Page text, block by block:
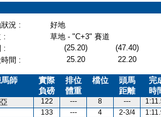
況 :
好地
:
草地 - "C+3" 賽道
: (25.20) (47.40)
間 :
25.20 22.20
師
實際
負磅
排位
體重
檔位
頭馬
距離
完
時
122 --- 8 ---
133 --- 4 2-3/4